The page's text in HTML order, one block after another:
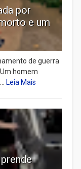
por
e um
de guerra
homem
Leia Mais